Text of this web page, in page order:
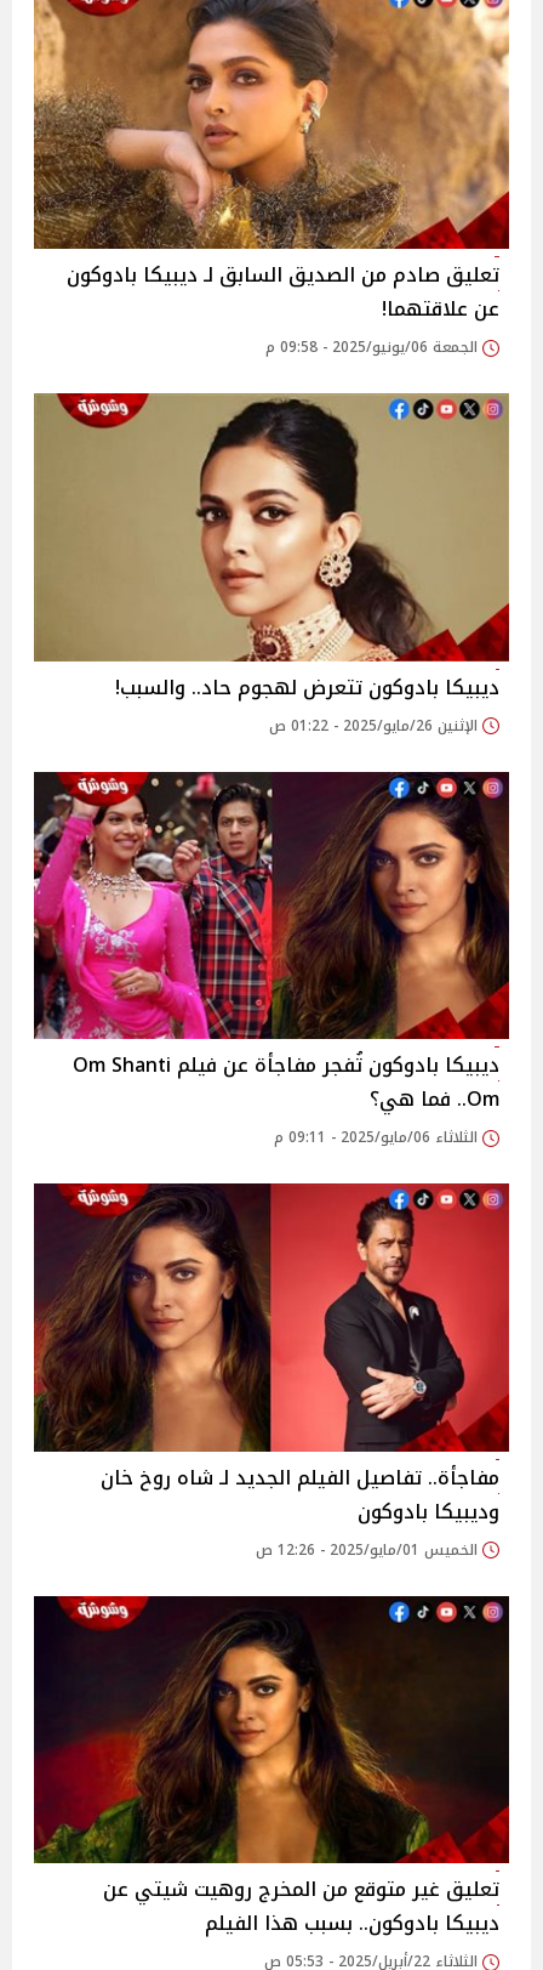
تعليق صادم من الصديق السابق لـ ديبيكا بادوكون
عن علاقتهما!
الجمعة 06/يونيو/2025 - 09:58 م
ديبيكا بادوكون تتعرض لهجوم حاد.. والسبب!
الإثنين 26/مايو/2025 - 01:22 ص
ديبيكا بادوكون تُفجر مفاجأة عن فيلم Om Shanti
Om.. فما هي؟
الثلاثاء 06/مايو/2025 - 09:11 م
مفاجأة.. تفاصيل الفيلم الجديد لـ شاه روخ خان
وديبيكا بادوكون
الخميس 01/مايو/2025 - 12:26 ص
تعليق غير متوقع من المخرج روهيت شيتي عن
ديبيكا بادوكون.. بسبب هذا الفيلم
الثلاثاء 22/أبريل/2025 - 05:53 ص